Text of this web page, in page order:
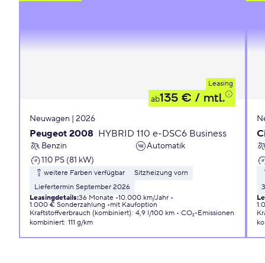
Leasing
ab135 € / mtl.
Neuwagen | 2026
Peugeot 2008 HYBRID 110 e-DSC6 Business
Benzin
Automatik
110 PS (81 kW)
weitere Farben verfügbar
Sitzheizung vorn
Liefertermin September 2026
Leasingdetails:36 Monate 10.000 km/Jahr
1.000 € Sonderzahlung
mit Kaufoption
Kraftstoffverbrauch (kombiniert): 4,9 l/100 km
CO₂-Emissionen
kombiniert: 111 g/km